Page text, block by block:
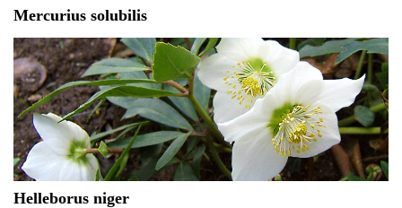
Mercurius solubilis
Helleborus niger